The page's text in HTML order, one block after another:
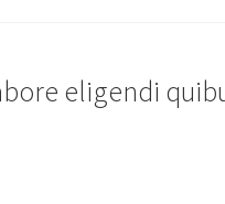
eligendi